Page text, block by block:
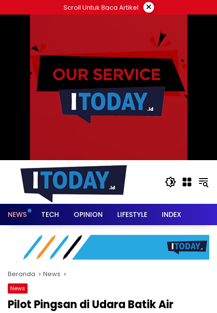
ke
Scroll Untuk Baca Artikel ×
NEWS TECH OPINION LIFESTYLE INDEX
Beranda News
News
Pilot Pingsan di Udara Batik Air